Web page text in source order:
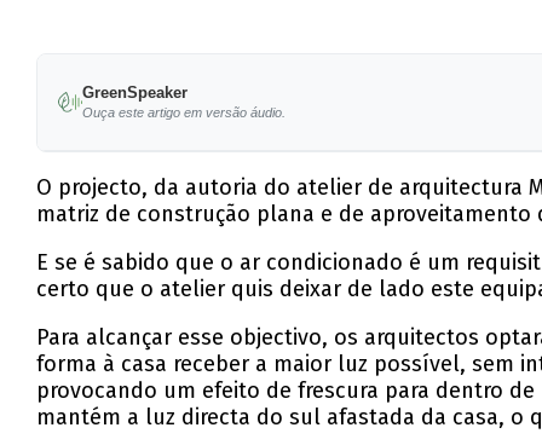
GreenSpeaker
Ouça este artigo em versão áudio.
O projecto, da autoria do atelier de arquitectura
matriz de construção plana e de aproveitamento
E se é sabido que o ar condicionado é um
certo que o atelier quis deixar de lado este
Para alcançar esse objectivo, os arquitectos
forma à casa receber a maior luz possível, sem
provocando um efeito de frescura para dentro
mantém a luz directa do sul afastada da casa,